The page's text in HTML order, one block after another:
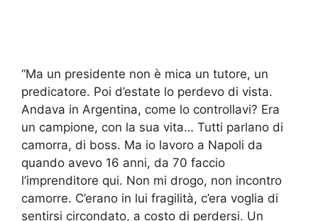
“Ma un presidente non è mica un tutore, un
predicatore. Poi d’estate lo perdevo di vista.
Andava in Argentina, come lo controllavi? Era
un campione, con la sua vita… Tutti parlano di
camorra, di boss. Ma io lavoro a Napoli da
quando avevo 16 anni, da 70 faccio
l’imprenditore qui. Non mi drogo, non incontro
camorre. C’erano in lui fragilità, c’era voglia di
sentirsi circondato, a costo di perdersi. Un